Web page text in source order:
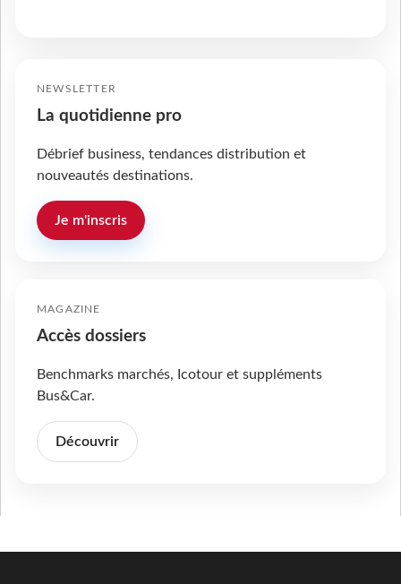
NEWSLETTER
La quotidienne pro
Débrief business, tendances distribution et
nouveautés destinations.
Je m'inscris
MAGAZINE
Accès dossiers
Benchmarks marchés, Icotour et suppléments
Bus&Car.
Découvrir